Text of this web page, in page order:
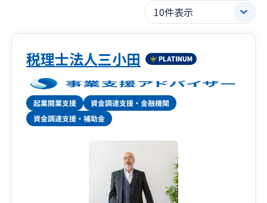
税理士法人三小田